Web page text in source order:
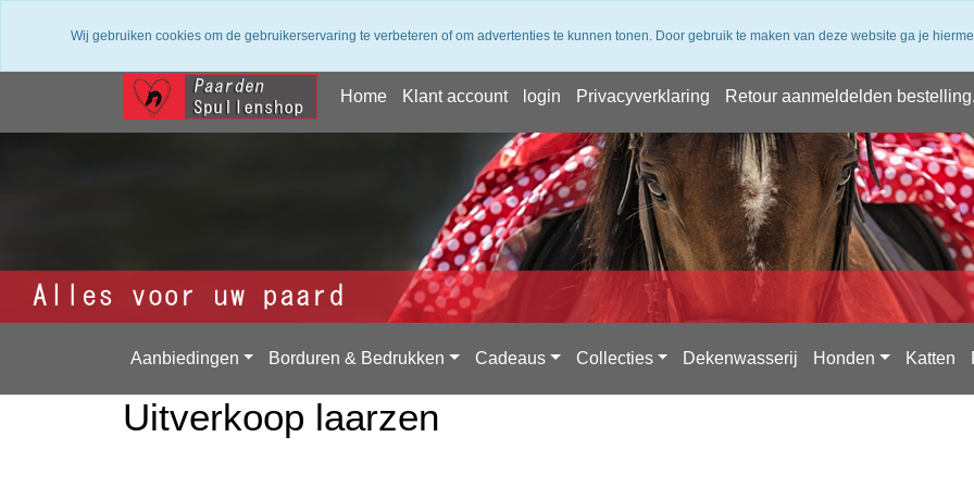
Home Klant account login Privacyverklaring Retour aanmeldelden bestelling.
Aanbiedingen Borduren & Bedrukken Cadeaus Collecties Dekenwasserij Honden Katten
Uitverkoop laarzen
Wij gebruiken cookies om de gebruikerservaring te verbeteren of om advertenties te kunnen tonen. Door gebruik te maken van deze website ga je